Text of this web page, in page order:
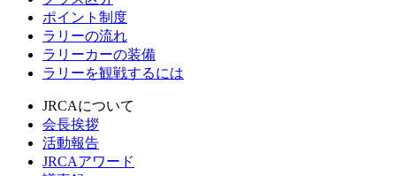
ポイント制度
ラリーの流れ
ラリーカーの装備
ラリーを観戦するには
JRCAについて
会長挨拶
活動報告
JRCAアワード